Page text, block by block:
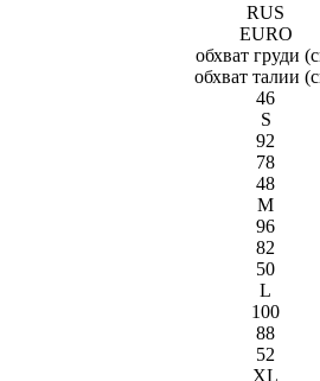
RUS
EURO
обхват груди
обхват талии
46
S
92
78
48
M
96
82
50
L
100
88
52
XL